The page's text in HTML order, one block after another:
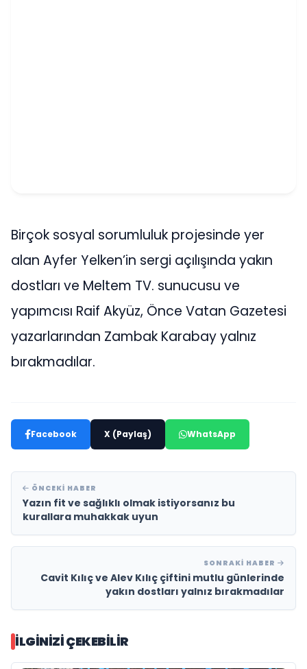
Birçok sosyal sorumluluk projesinde yer
alan Ayfer Yelken’in sergi açılışında yakın
dostları ve Meltem TV. sunucusu ve
yapımcısı Raif Akyüz, Önce Vatan Gazetesi
yazarlarından Zambak Karabay yalnız
bırakmadılar.
Facebook X (Paylaş) WhatsApp
ÖNCEKI HABER
Yazın fit ve sağlıklı olmak istiyorsanız bu
kurallara muhakkak uyun
SONRAKI HABER
Cavit Kılıç ve Alev Kılıç çiftini mutlu günlerinde
yakın dostları yalnız bırakmadılar
İLGINIZI ÇEKEBILIR